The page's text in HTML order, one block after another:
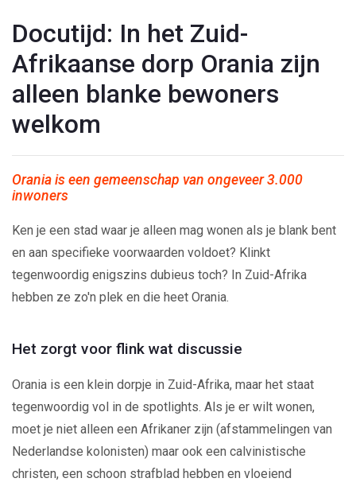
Docutijd: In het Zuid-
Afrikaanse dorp Orania zijn
alleen blanke bewoners
welkom
Orania is een gemeenschap van ongeveer 3.000
inwoners
Ken je een stad waar je alleen mag wonen als je blank bent
en aan specifieke voorwaarden voldoet? Klinkt
tegenwoordig enigszins dubieus toch? In Zuid-Afrika
hebben ze zo'n plek en die heet Orania.
Het zorgt voor flink wat discussie
Orania is een klein dorpje in Zuid-Afrika, maar het staat
tegenwoordig vol in de spotlights. Als je er wilt wonen,
moet je niet alleen een Afrikaner zijn (afstammelingen van
Nederlandse kolonisten) maar ook een calvinistische
christen, een schoon strafblad hebben en vloeiend